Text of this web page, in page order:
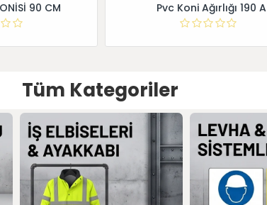
90 CM Pvc Koni Ağırlığı 190 A
Tüm Kategoriler